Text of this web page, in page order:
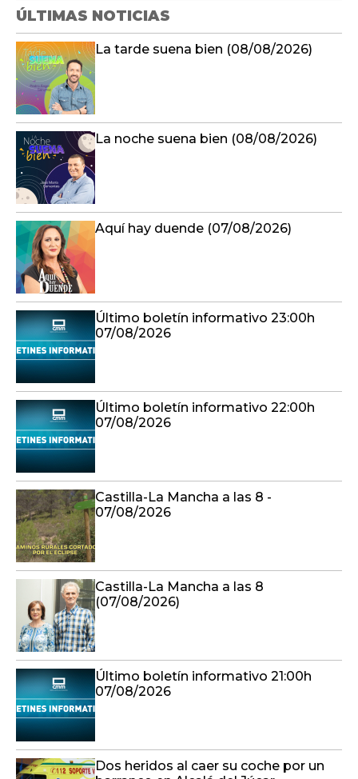
ÚLTIMAS NOTICIAS
La tarde suena bien (08/08/2026)
La noche suena bien (08/08/2026)
Aquí hay duende (07/08/2026)
Último boletín informativo 23:00h
07/08/2026
Último boletín informativo 22:00h
07/08/2026
Castilla-La Mancha a las 8 -
07/08/2026
Castilla-La Mancha a las 8
(07/08/2026)
Último boletín informativo 21:00h
07/08/2026
Dos heridos al caer su coche por un